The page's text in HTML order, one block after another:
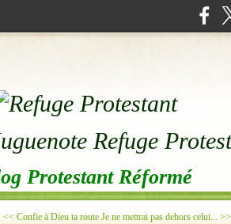
Protestant Réformé
<< Confie à Dieu ta route Je ne mettrai pas dehors celui... >>